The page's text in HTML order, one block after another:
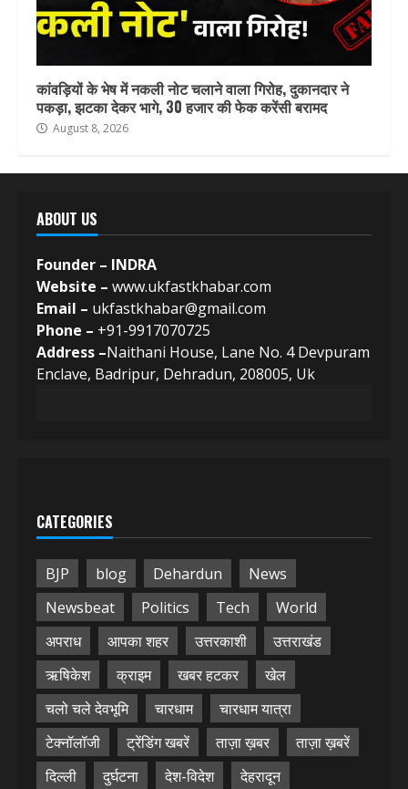
कांवड़ियों के भेष में नकली नोट चलाने वाला गिरोह, दुकानदार ने
पकड़ा, झटका देकर भागे, 30 हजार की फेक करेंसी बरामद
August 8, 2026
ABOUT US
Founder – INDRA
Website – www.ukfastkhabar.com
Email – ukfastkhabar@gmail.com
Phone – +91-9917070725
Address –Naithani House, Lane No. 4 Devpuram
Enclave, Badripur, Dehradun, 208005, Uk
CATEGORIES
BJP blog Dehardun
News
Newsbeat
Politics Tech
World
अपराध
आपका शहर उत्तरकाशी
उत्तराखंड
ऋषिकेश
क्राइम खबर हटकर
खेल
चलो चले देवभूमि
चारधाम
चारधाम यात्रा
टेक्नॉलॉजी
ट्रेंडिंग खबरें ताज़ा ख़बर
ताज़ा ख़बरें
दिल्ली
दुर्घटना देश-विदेश
देहरादून